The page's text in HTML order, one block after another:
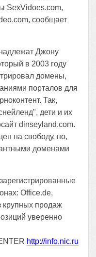
SexVidoes.com,
сообщает
Джону
в 2003 году
домены,
порталов для
Так,
дети и их
dinseyland.com.
на свободу, но,
доменами
Office.de,
крупных продаж
уверенно
http://info.nic.ru